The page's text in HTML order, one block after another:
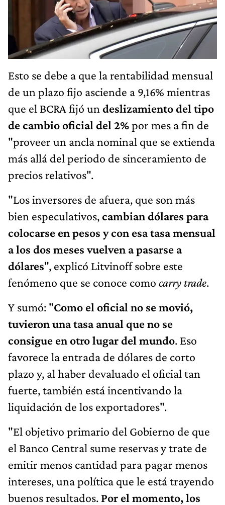
Esto se debe a que la rentabilidad mensual
de un plazo fijo asciende a 9,16% mientras
que el BCRA fijó un deslizamiento del tipo
de cambio oficial del 2%por mes a fin de
"proveer un ancla nominal que se extienda
más allá del periodo de sinceramiento de
precios relativos".
"Los inversores de afuera, que son más
bien especulativos,cambian dólares para
colocarse en pesos y con esa tasa mensual
a los dos meses vuelven a pasarse a
dólares", explicó Litvinoff sobre este
fenómeno que se conoce como carry trade.
Y sumó: "Como el oficial no se movió,
tuvieron una tasa anual que no se
consigue en otro lugar del mundo. Eso
favorece la entrada de dólares de corto
plazo y, al haber devaluado el oficial tan
fuerte, también está incentivando la
liquidación de los exportadores".
"El objetivo primario del Gobierno de que
el Banco Central sume reservas y trate de
emitir menos cantidad para pagar menos
intereses, una política que le está trayendo
buenos resultados. Por el momento, los